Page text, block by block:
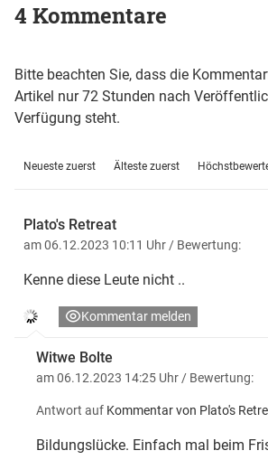
4 Kommentare
Bitte beachten Sie, dass die
Artikel nur 72 Stunden nach
Verfügung steht.
Neueste zuerst Älteste zuerst
Plato's Retreat
am 06.12.2023 10:11 Uhr/ Bewertung:
Kenne diese Leute nicht ..
Kommentar melden
Witwe Bolte
am 06.12.2023 14:25 Uhr/ Bewertung:
Antwort auf Kommentar von Plato's
Bildungslücke. Einfach mal beim